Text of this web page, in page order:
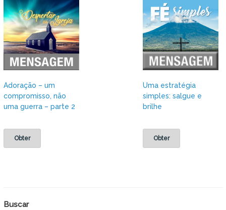
Adoração – um
compromisso, não
uma guerra – parte 2
Obter
Uma estratégia
simples: salgue e
brilhe
Obter
Buscar